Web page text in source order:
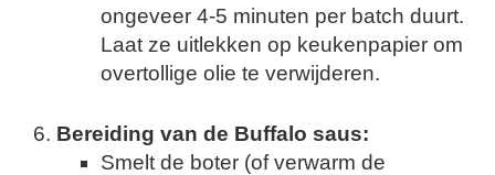
ongeveer 4-5 minuten per batch duurt.
Laat ze uitlekken op keukenpapier om
overtollige olie te verwijderen.
Bereiding van de Buffalo saus:
Smelt de boter (of verwarm de